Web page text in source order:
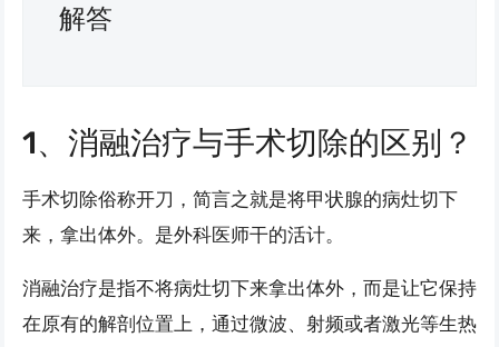
解答
1、消融治疗与手术切除的区别？
手术切除俗称开刀，简言之就是将甲状腺的病灶切下
来，拿出体外。是外科医师干的活计。
消融治疗是指不将病灶切下来拿出体外，而是让它保持
在原有的解剖位置上，通过微波、射频或者激光等生热